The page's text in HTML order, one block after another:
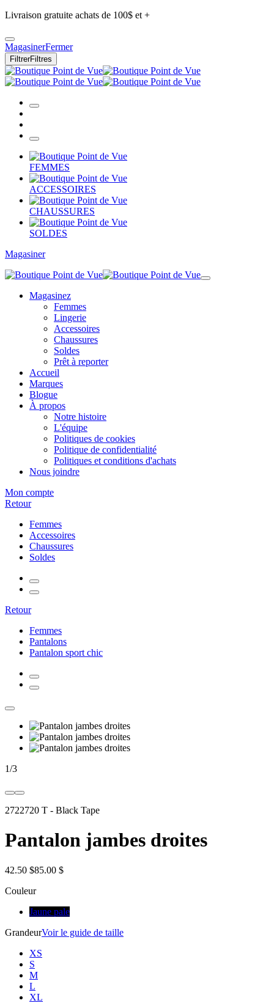
Livraison gratuite achats de 100$ et +
MagasinerFermer
FiltrerFiltres
FEMMES
ACCESSOIRES
CHAUSSURES
SOLDES
Magasiner
Magasinez
Femmes
Lingerie
Accessoires
Chaussures
Soldes
Prêt à reporter
Accueil
Marques
Blogue
À propos
Notre histoire
L'équipe
Politiques de cookies
Politique de confidentialité
Politiques et conditions d'achats
Nous joindre
Mon compte
Retour
Femmes
Accessoires
Chaussures
Soldes
Retour
Femmes
Pantalons
Pantalon sport chic
1/3
2722720 T - Black Tape
Pantalon jambes droites
42.50 $85.00 $
Couleur
Jaune pale
GrandeurVoir le guide de taille
XS
S
M
L
XL